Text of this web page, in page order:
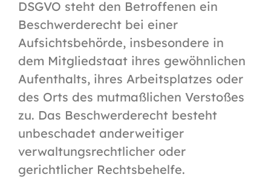
DSGVO steht den Betroffenen ein
Beschwerderecht bei einer
Aufsichtsbehörde, insbesondere in
dem Mitgliedstaat ihres gewöhnlichen
Aufenthalts, ihres Arbeitsplatzes oder
des Orts des mutmaßlichen Verstoßes
zu. Das Beschwerderecht besteht
unbeschadet anderweitiger
verwaltungsrechtlicher oder
gerichtlicher Rechtsbehelfe.